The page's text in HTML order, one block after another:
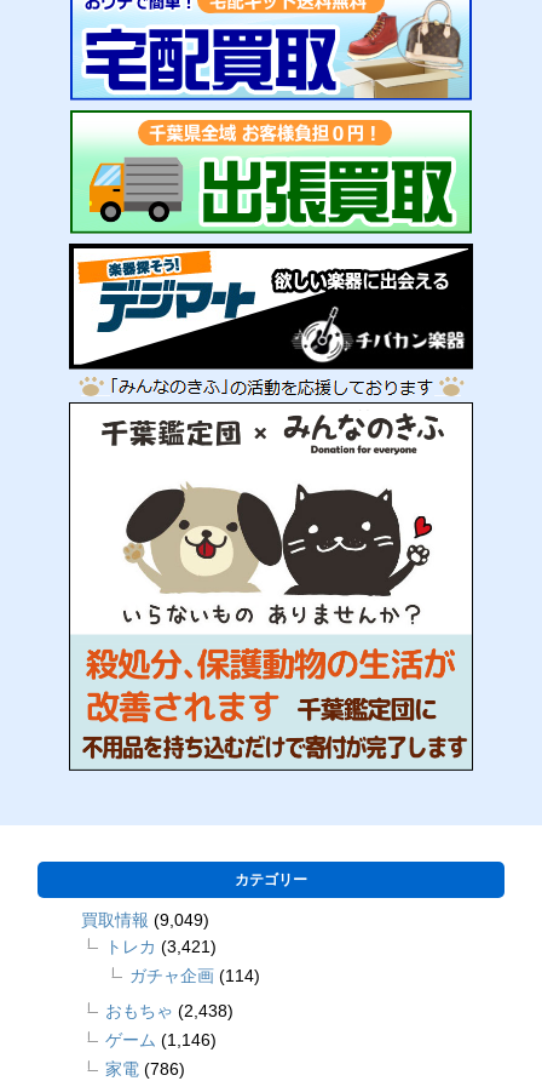
カテゴリー
買取情報 (9,049)
トレカ (3,421)
ガチャ企画 (114)
おもちゃ (2,438)
ゲーム (1,146)
家電 (786)